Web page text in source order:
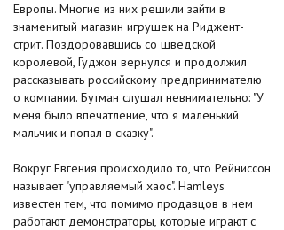
Европы. Многие из них решили зайти в
знаменитый магазин игрушек на Риджент-
стрит. Поздоровавшись со шведской
королевой, Гуджон вернулся и продолжил
рассказывать российскому предпринимателю
о компании. Бутман слушал невнимательно: "У
меня было впечатление, что я маленький
мальчик и попал в сказку".
Вокруг Евгения происходило то, что Рейниссон
называет "управляемый хаос". Hamleys
известен тем, что помимо продавцов в нем
работают демонстраторы, которые играют с